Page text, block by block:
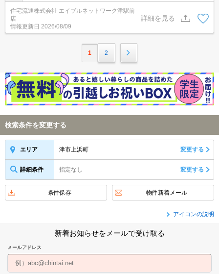
圏内で、設備ももちろん充実しています!１３階の角部屋☆オススメ
です♪♪
住宅流通株式会社 エイブルネットワーク津駅前
店
情報更新日 2026/08/09
詳細を見る
1 2
検索条件を変更する
エリア 津市上浜町 変更する
詳細条件 指定なし 変更する
条件保存 物件新着メール
アイコンの説明
新着お知らせをメールで受け取る
メールアドレス